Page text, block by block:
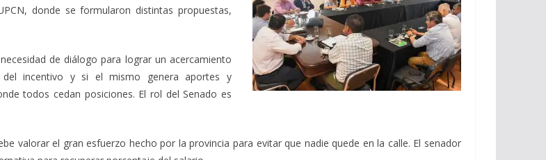
donde se formularon distintas propuestas,
de diálogo para lograr un acercamiento
incentivo y si el mismo genera aportes y
todos cedan posiciones. El rol del Senado es
valorar el gran esfuerzo hecho por la provincia para evitar que nadie quede en la calle. El senador